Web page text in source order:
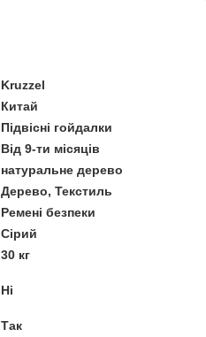
Kruzzel
Китай
Підвісні гойдалки
Від 9-ти місяців
натуральне дерево
Дерево, Текстиль
Ремені безпеки
Сірий
30 кг
Ні
Так